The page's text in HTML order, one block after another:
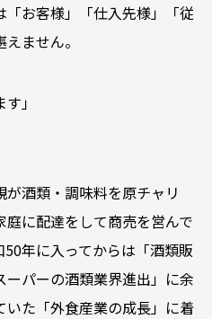
お客様」「仕入先様」「従
ません。
」
酒類・調味料を原チャリ
庭に配達をして商売を営んで
年に入ってからは「酒類販
パーの酒類業界進出」に余
た「外食産業の成長」に着